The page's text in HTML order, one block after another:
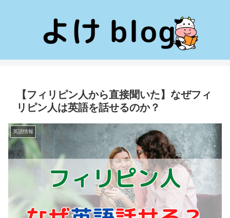
【フィリピン人から直接聞いた】なぜフィ
リピン人は英語を話せるのか？
英語情報